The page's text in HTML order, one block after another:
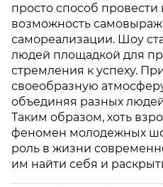
просто способ провести
возможность
самореализации. Шоу
людей площадкой для
стремления к успеху.
своеобразную
объединяя разных
Таким образом, хоть
феномен молодежных
роль в жизни
им найти себя и